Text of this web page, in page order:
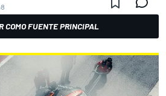
COMO FUENTE PRINCIPAL